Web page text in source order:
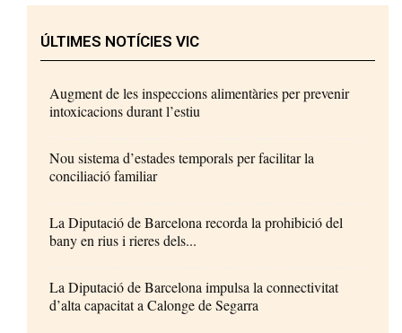
ÚLTIMES NOTÍCIES VIC
Augment de les inspeccions alimentàries per prevenir
intoxicacions durant l’estiu
Nou sistema d’estades temporals per facilitar la
conciliació familiar
La Diputació de Barcelona recorda la prohibició del
bany en rius i rieres dels...
La Diputació de Barcelona impulsa la connectivitat
d’alta capacitat a Calonge de Segarra